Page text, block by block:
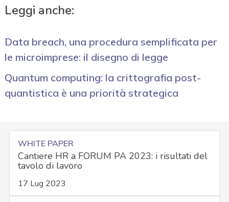
Leggi anche:
Data breach, una procedura semplificata per
le microimprese: il disegno di legge
Quantum computing: la crittografia post-
quantistica è una priorità strategica
WHITE PAPER
Cantiere HR a FORUM PA 2023: i risultati del
tavolo di lavoro
17 Lug 2023